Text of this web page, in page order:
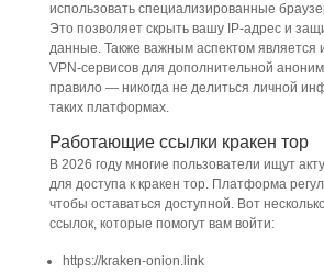
использовать специализированные
Это позволяет скрыть вашу IP-адрес и
данные. Также важным аспектом является
VPN-сервисов для дополнительной
правило — никогда не делиться личной
таких платформах.
Работающие ссылки кракен тор
В 2026 году многие пользователи ищут
для доступа к кракен тор. Платформа
чтобы оставаться доступной. Вот
ссылок, которые помогут вам войти:
https://kraken-onion.link